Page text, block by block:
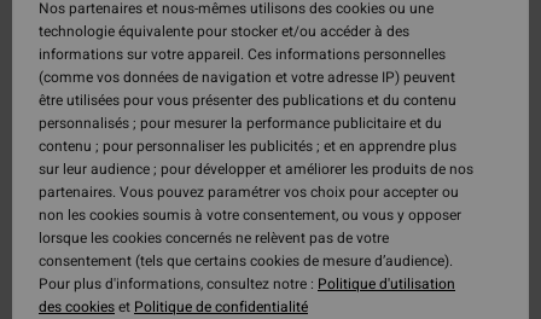
Nos partenaires et nous-mêmes utilisons des cookies ou une
technologie équivalente pour stocker et/ou accéder à des
informations sur votre appareil. Ces informations personnelles
(comme vos données de navigation et votre adresse IP) peuvent
être utilisées pour vous présenter des publications et du contenu
personnalisés ; pour mesurer la performance publicitaire et du
contenu ; pour personnaliser les publicités ; et en apprendre plus
sur leur audience ; pour développer et améliorer les produits de nos
partenaires. Vous pouvez paramétrer vos choix pour accepter ou
non les cookies soumis à votre consentement, ou vous y opposer
lorsque les cookies concernés ne relèvent pas de votre
consentement (tels que certains cookies de mesure d’audience).
Pour plus d'informations, consultez notre : Politique d'utilisation
des cookieset Politique de confidentialité